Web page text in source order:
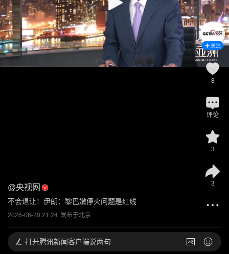
@央视网
不会退让！伊朗：黎巴嫩停火问题是红线
2026-06-20 21:24 发布于北京
关注
8
评论
3
3
打开腾讯新闻客户端说两句